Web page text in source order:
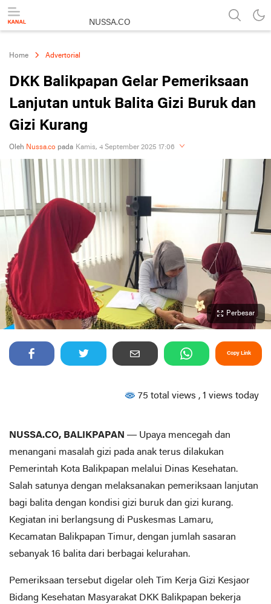
NUSSA.CO
Home Advertorial
DKK Balikpapan Gelar Pemeriksaan
Lanjutan untuk Balita Gizi Buruk dan
Gizi Kurang
Oleh Nussa.co pada Kamis, 4 September 2025 17:06
Perbesar
Copy Link
75 total views , 1 views today
NUSSA.CO, BALIKPAPAN — Upaya mencegah dan
menangani masalah gizi pada anak terus dilakukan
Pemerintah Kota Balikpapan melalui Dinas Kesehatan.
Salah satunya dengan melaksanakan pemeriksaan lanjutan
bagi balita dengan kondisi gizi buruk dan gizi kurang.
Kegiatan ini berlangsung di Puskesmas Lamaru,
Kecamatan Balikpapan Timur, dengan jumlah sasaran
sebanyak 16 balita dari berbagai kelurahan.
Pemeriksaan tersebut digelar oleh Tim Kerja Gizi Kesjaor
Bidang Kesehatan Masyarakat DKK Balikpapan bekerja